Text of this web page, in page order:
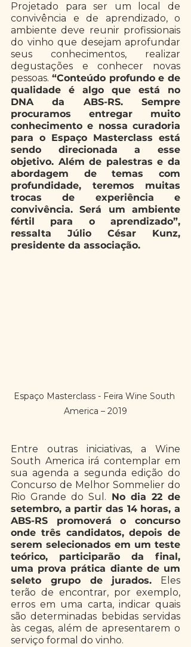
Projetado para ser um local de
convivência e de aprendizado, o
ambiente deve reunir profissionais
do vinho que desejam aprofundar
seus conhecimentos, realizar
degustações e conhecer novas
pessoas. “Conteúdo profundo e de
qualidade é algo que está no
DNA da ABS-RS. Sempre
procuramos entregar muito
conhecimento e nossa curadoria
para o Espaço Masterclass está
sendo direcionada a esse
objetivo. Além de palestras e da
abordagem de temas com
profundidade, teremos muitas
trocas de experiência e
convivência. Será um ambiente
fértil para o aprendizado”,
ressalta Júlio César Kunz,
presidente da associação.
Espaço Masterclass - Feira Wine South
America – 2019
Entre outras iniciativas, a Wine
South America irá contemplar em
sua agenda a segunda edição do
Concurso de Melhor Sommelier do
Rio Grande do Sul. No dia 22 de
setembro, a partir das 14 horas, a
ABS-RS promoverá o concurso
onde três candidatos, depois de
serem selecionados em um teste
teórico, participarão da final,
uma prova prática diante de um
seleto grupo de jurados. Eles
terão de encontrar, por exemplo,
erros em uma carta, indicar quais
são determinadas bebidas servidas
às cegas, além de apresentarem o
serviço formal do vinho.